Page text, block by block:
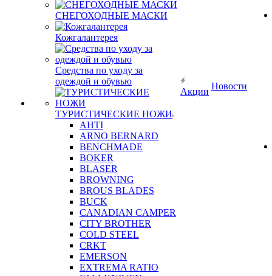
СНЕГОХОДНЫЕ МАСКИ
Кожгалантерея
Средства по уходу за
одеждой и обувью
ТУРИСТИЧЕСКИЕ НОЖИ
AHTI
ARNO BERNARD
BENCHMADE
BOKER
BLASER
BROWNING
BROUS BLADES
BUCK
CANADIAN CAMPER
CITY BROTHER
COLD STEEL
CRKT
EMERSON
EXTREMA RATIO
Акции
Новости